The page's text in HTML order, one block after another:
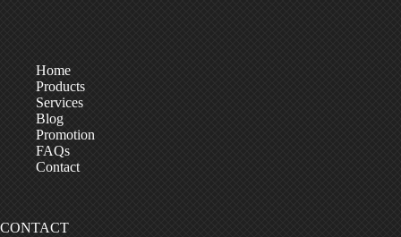
Home
Products
Services
Blog
Promotion
FAQs
Contact
CONTACT